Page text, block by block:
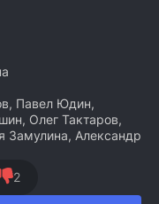
Павел Юдин,
Олег Тактаров,
Замулина, Александр
2